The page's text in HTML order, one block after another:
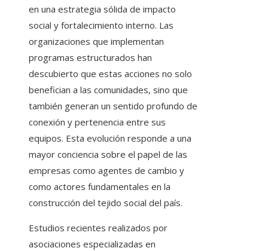
en una estrategia sólida de impacto
social y fortalecimiento interno. Las
organizaciones que implementan
programas estructurados han
descubierto que estas acciones no solo
benefician a las comunidades, sino que
también generan un sentido profundo de
conexión y pertenencia entre sus
equipos. Esta evolución responde a una
mayor conciencia sobre el papel de las
empresas como agentes de cambio y
como actores fundamentales en la
construcción del tejido social del país.
Estudios recientes realizados por
asociaciones especializadas en